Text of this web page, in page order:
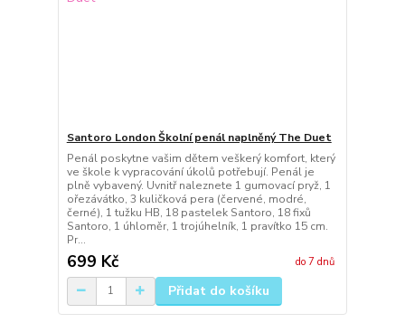
Santoro London Školní penál naplněný The Duet
Penál poskytne vašim dětem veškerý komfort, který
ve škole k vypracování úkolů potřebují. Penál je
plně vybavený. Uvnitř naleznete 1 gumovací pryž, 1
ořezávátko, 3 kuličková pera (červené, modré,
černé), 1 tužku HB, 18 pastelek Santoro, 18 fixů
Santoro, 1 úhloměr, 1 trojúhelník, 1 pravítko 15 cm.
Pr...
699 Kč do 7 dnů
Přidat do košíku